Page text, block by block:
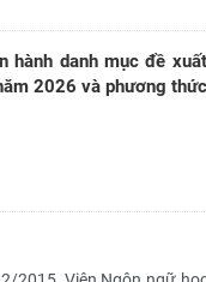
hành danh mục đề
2026 và phương